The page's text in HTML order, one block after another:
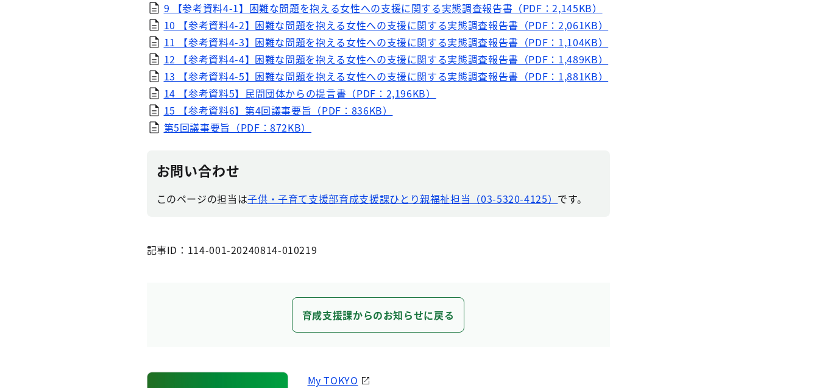
9 【参考資料4-1】困難な問題を抱える女性への支援に関する実態調査報告書（PDF：2,145KB）
10 【参考資料4-2】困難な問題を抱える女性への支援に関する実態調査報告書（PDF：2,061KB）
11 【参考資料4-3】困難な問題を抱える女性への支援に関する実態調査報告書（PDF：1,104KB）
12 【参考資料4-4】困難な問題を抱える女性への支援に関する実態調査報告書（PDF：1,489KB）
13 【参考資料4-5】困難な問題を抱える女性への支援に関する実態調査報告書（PDF：1,881KB）
14 【参考資料5】民間団体からの提言書（PDF：2,196KB）
15 【参考資料6】第4回議事要旨（PDF：836KB）
第5回議事要旨（PDF：872KB）
お問い合わせ
このページの担当は子供・子育て支援部育成支援課ひとり親福祉担当（03-5320-4125） です。
記事ID：114-001-20240814-010219
育成支援課からのお知らせに戻る
My TOKYO